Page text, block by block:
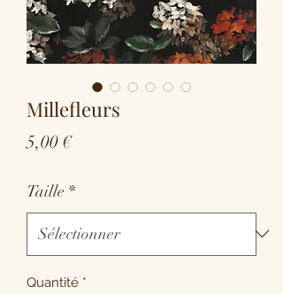
Millefleurs
5,00 €Prix
Taille *
Quantité *